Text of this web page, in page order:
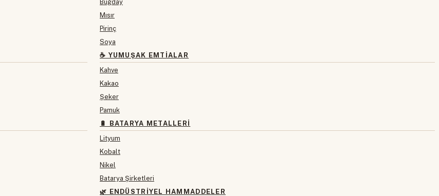
Buğday
Mısır
Pirinç
Soya
☕ YUMUŞAK EMTIALAR
Kahve
Kakao
Şeker
Pamuk
🔋 BATARYA METALLERI
Lityum
Kobalt
Nikel
Batarya Şirketleri
🌿 ENDÜSTRIYEL HAMMADDELER